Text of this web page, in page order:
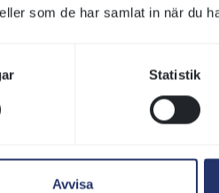
som de har samlat in när du
Statistik
Avvisa